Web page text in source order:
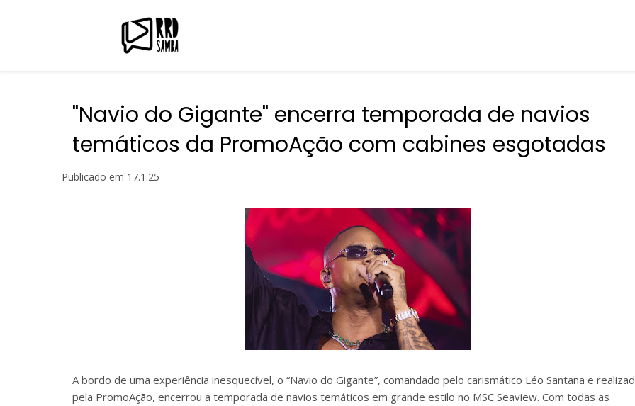
"Navio do Gigante" encerra temporada de navios
temáticos da PromoAção com cabines esgotadas
Publicado em 17.1.25
A bordo de uma experiência inesquecível, o “Navio do Gigante”, comandado pelo carismático Léo Santana e
pela PromoAção, encerrou a temporada de navios temáticos em grande estilo no MSC Seaview. Com todas as